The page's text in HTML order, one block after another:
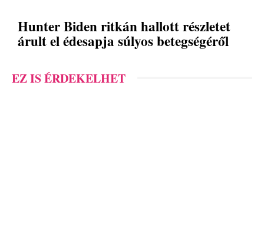
Hunter Biden ritkán hallott részletet
árult el édesapja súlyos betegségéről
EZ IS ÉRDEKELHET